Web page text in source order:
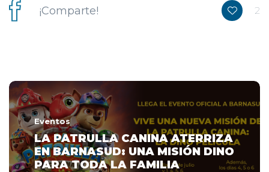
¡Comparte! 2
Eventos
LA PATRULLA CANINA ATERRIZA
EN BARNASUD: UNA MISIÓN DINO
PARA TODA LA FAMILIA